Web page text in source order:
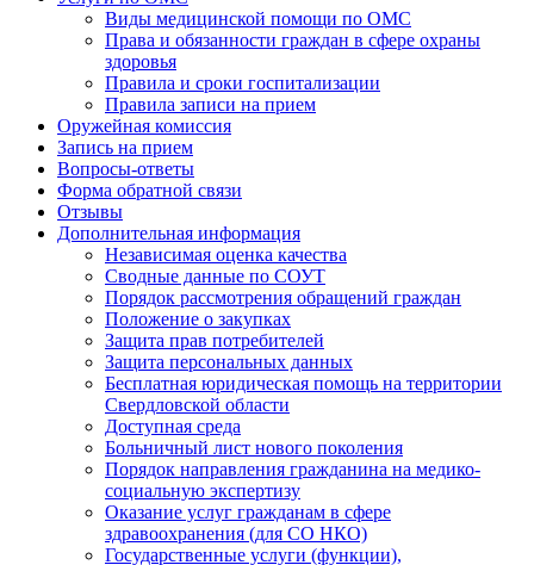
Виды медицинской помощи по ОМС
Права и обязанности граждан в сфере охраны
здоровья
Правила и сроки госпитализации
Правила записи на прием
Оружейная комиссия
Запись на прием
Вопросы-ответы
Форма обратной связи
Отзывы
Дополнительная информация
Независимая оценка качества
Сводные данные по СОУТ
Порядок рассмотрения обращений граждан
Положение о закупках
Защита прав потребителей
Защита персональных данных
Бесплатная юридическая помощь на территории
Свердловской области
Доступная среда
Больничный лист нового поколения
Порядок направления гражданина на медико-
социальную экспертизу
Оказание услуг гражданам в сфере
здравоохранения (для СО НКО)
Государственные услуги (функции),